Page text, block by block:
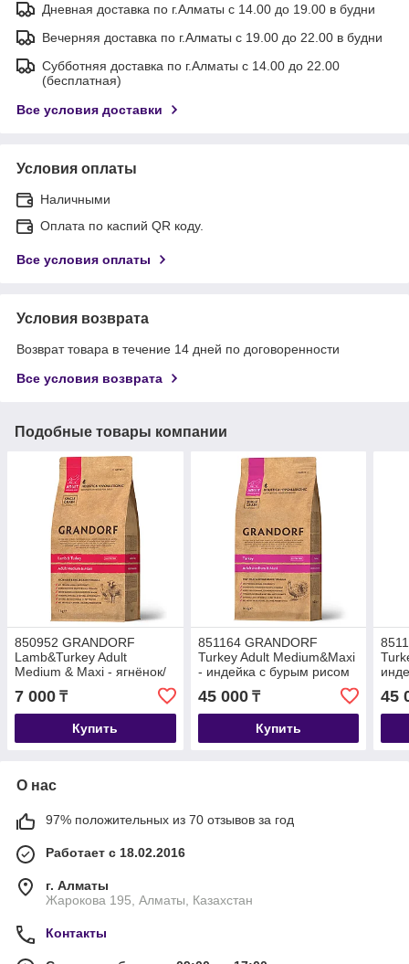
Дневная доставка по г.Алматы с 14.00 до 19.00 в будни
Вечерняя доставка по г.Алматы с 19.00 до 22.00 в будни
Субботняя доставка по г.Алматы с 14.00 до 22.00
(бесплатная)
Все условия доставки
Условия оплаты
Наличными
Оплата по каспий QR коду.
Все условия оплаты
Условия возврата
Возврат товара в течение 14 дней по договоренности
Все условия возврата
Подобные товары компании
850952 GRANDORF
Lamb&Turkey Adult
Medium & Maxi - ягнёнок/
индейка с бурым рисом
для средних, крупных,
уп.1 кг.
7 000 ₸
Купить
851164 GRANDORF
Turkey Adult Medium&Maxi
- индейка с бурым рисом
для средних и крупных
собак, уп.10 кг.
45 000₸
Купить
кг.
45
О нас
97% положительных из 70 отзывов за год
Работает с 18.02.2016
г. Алматы
Жарокова 195, Алматы, Казахстан
Контакты